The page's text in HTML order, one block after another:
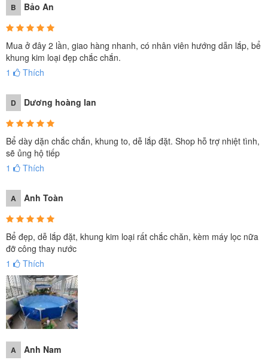
B Bảo An
Mua ở đây 2 lần, giao hàng nhanh, có nhân viên hướng dẫn lắp, bể
khung kim loại đẹp chắc chắn.
1
Thích
D Dương hoàng lan
Bể dày dặn chắc chắn, khung to, dễ lắp đặt. Shop hỗ trợ nhiệt tình,
sẽ ủng hộ tiếp
1
Thích
A Anh Toàn
Bể đẹp, dễ lắp đặt, khung kim loại rất chắc chăn, kèm máy lọc nữa
đỡ công thay nước
1
Thích
A Anh Nam